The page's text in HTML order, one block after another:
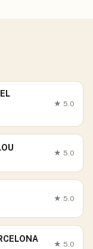
★ 5.0
★ 5.0
★ 5.0
★ 5.0